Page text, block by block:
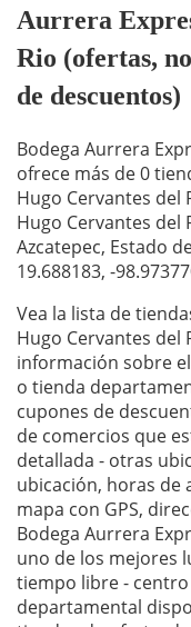
Aurrera
Rio (ofertas,
de descuentos)
Bodega Aurrera
ofrece más de 0
Hugo Cervantes del
Hugo Cervantes del
Azcatepec, Estado
19.688183, -
Vea la lista de
Hugo Cervantes del
información sobre
o tienda
cupones de
de comercios que
detallada - otras
ubicación, horas de
mapa con GPS,
Bodega Aurrera
uno de los mejores
tiempo libre -
departamental